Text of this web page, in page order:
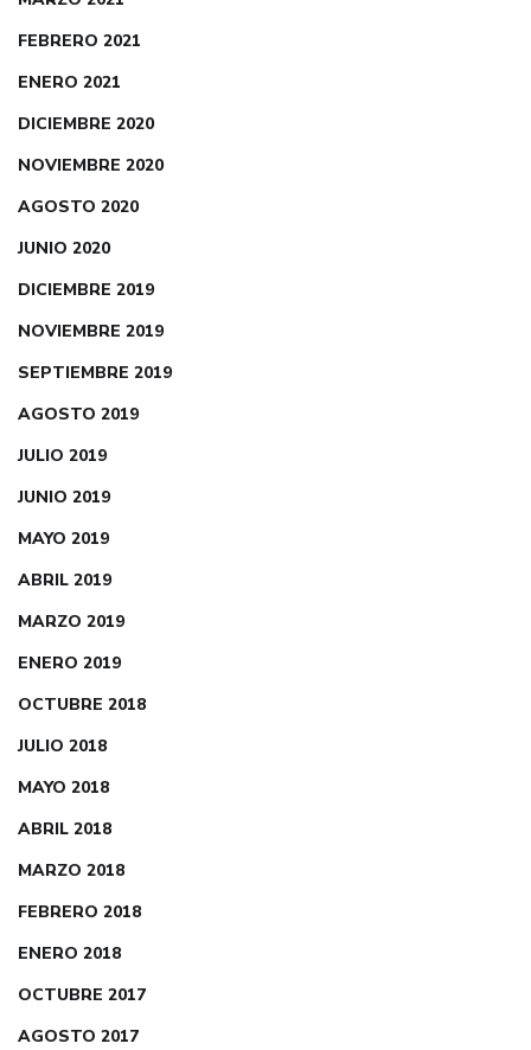
FEBRERO 2021
ENERO 2021
DICIEMBRE 2020
NOVIEMBRE 2020
AGOSTO 2020
JUNIO 2020
DICIEMBRE 2019
NOVIEMBRE 2019
SEPTIEMBRE 2019
AGOSTO 2019
JULIO 2019
JUNIO 2019
MAYO 2019
ABRIL 2019
MARZO 2019
ENERO 2019
OCTUBRE 2018
JULIO 2018
MAYO 2018
ABRIL 2018
MARZO 2018
FEBRERO 2018
ENERO 2018
OCTUBRE 2017
AGOSTO 2017